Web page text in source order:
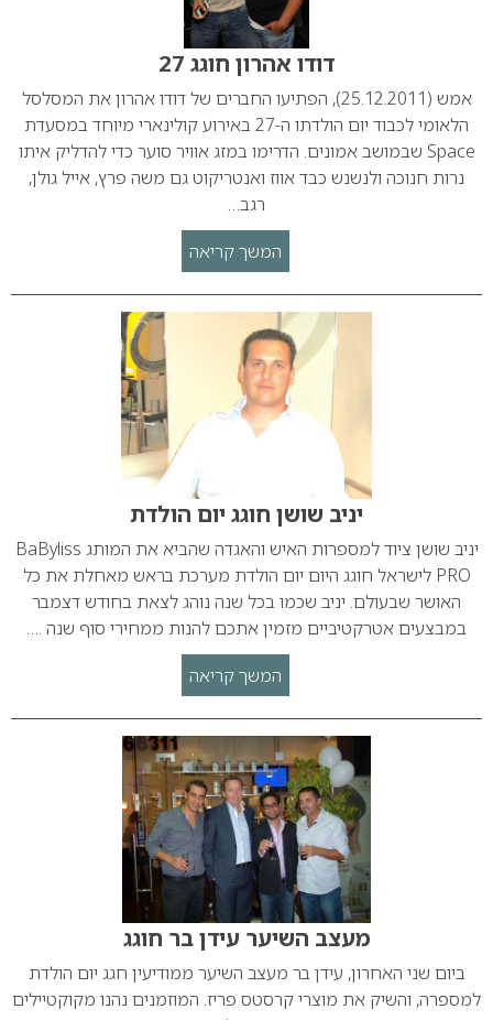
דודו אהרון חוגג 27
אמש (25.12.2011), הפתיעו החברים של דודו אהרון את המסלסל
הלאומי לכבוד יום הולדתו ה-27 באירוע קולינארי מיוחד במסעדת
Space שבמושב אמונים. הדרימו במזג אוויר סוער כדי להדליק איתו
נרות חנוכה ולנשנש כבד אווז ואנטריקוט גם משה פרץ, אייל גולן,
רגב…
המשך קריאה
יניב שושן חוגג יום הולדת
יניב שושן ציוד למספרות האיש והאגדה שהביא את המותג BaByliss
PRO לישראל חוגג היום יום הולדת מערכת בראש מאחלת את כל
האושר שבעולם. יניב שכמו בכל שנה נוהג לצאת בחודש דצמבר
במבצעים אטרקטיביים מזמין אתכם להנות ממחירי סוף שנה .…
המשך קריאה
מעצב השיער עידן בר חוגג
ביום שני האחרון, עידן בר מעצב השיער ממודיעין חגג יום הולדת
למספרה, והשיק את מוצרי קרסטס פריז. המוזמנים נהנו מקוקטיילים